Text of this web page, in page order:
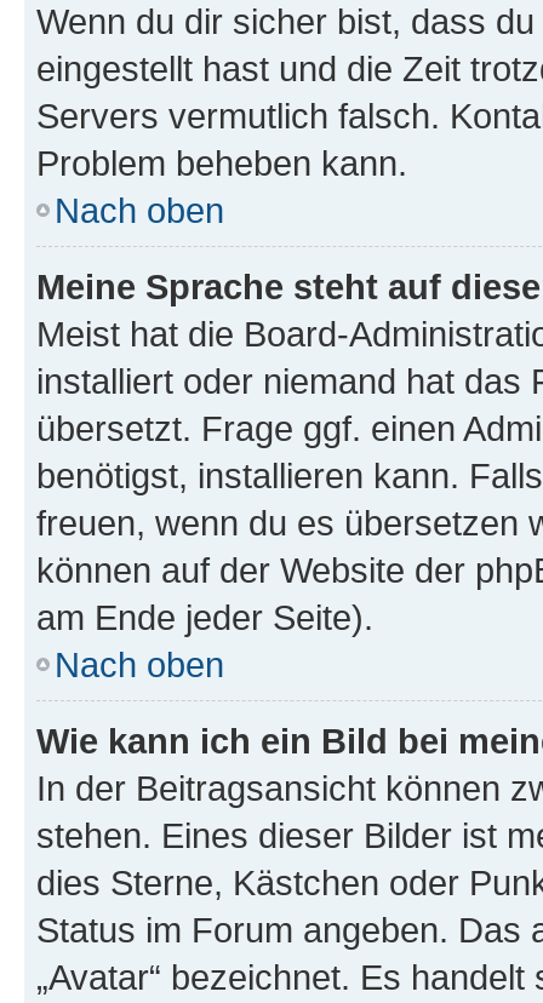
Wenn du dir sicher bist, dass
eingestellt hast und die Zeit
Servers vermutlich falsch.
Problem beheben kann.
Nach oben
Meine Sprache steht auf
Meist hat die Board-
installiert oder niemand hat das
übersetzt. Frage ggf. einen
benötigst, installieren kann.
freuen, wenn du es übersetzen
können auf der Website der
am Ende jeder Seite).
Nach oben
Wie kann ich ein Bild bei
In der Beitragsansicht können
stehen. Eines dieser Bilder ist
dies Sterne, Kästchen oder
Status im Forum angeben. Das
„Avatar“ bezeichnet. Es